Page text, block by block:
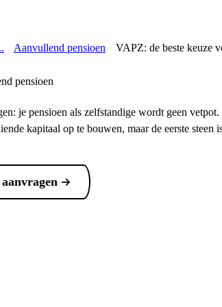
Aanvullend pensioen VAPZ: de beste keuze
pensioen
je pensioen als zelfstandige wordt geen
kapitaal op te bouwen, maar de eerste